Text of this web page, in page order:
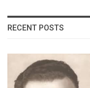
RECENT POSTS